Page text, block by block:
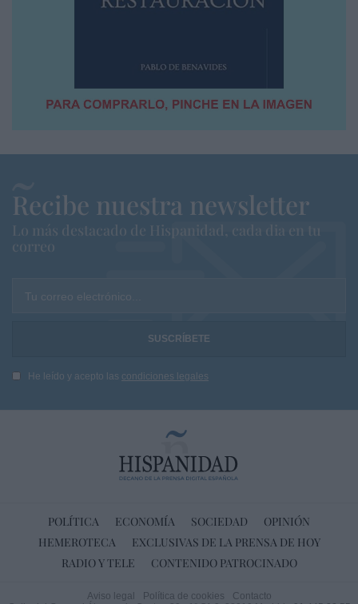
Recibe nuestra newsletter
Lo más destacado de Hispanidad, cada dia en tu
correo
Tu correo electrónico...
He leído y acepto las condiciones legales
POLÍTICA ECONOMÍA SOCIEDAD
OPINIÓN
HEMEROTECA
EXCLUSIVAS DE LA PRENSA DE HOY
RADIO Y TELE
CONTENIDO PATROCINADO
Aviso legal Política de cookies
Contacto